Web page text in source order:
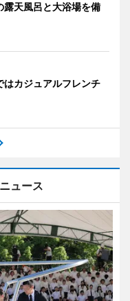
露天風呂と大浴場を備
はカジュアルフレンチ
ュース